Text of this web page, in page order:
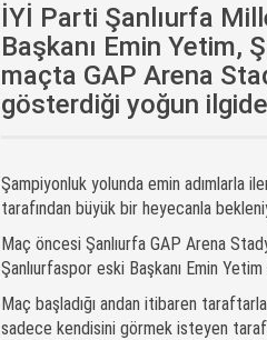
İYİ Parti Şanlıurfa
Başkanı Emin Yetim,
maçta GAP Arena
gösterdiği yoğun
Şampiyonluk yolunda emin adımlarla
tarafından büyük bir heyecanla
Maç öncesi Şanlıurfa GAP Arena
Şanlıurfaspor eski Başkanı Emin
Maç başladığı andan itibaren
sadece kendisini görmek isteyen